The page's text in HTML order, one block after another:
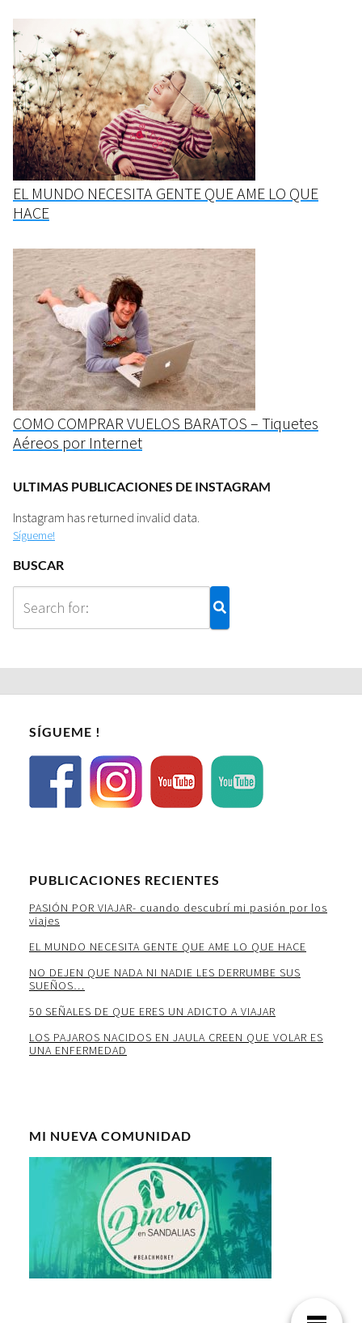
EL MUNDO NECESITA GENTE QUE AME LO QUE
HACE
COMO COMPRAR VUELOS BARATOS – Tiquetes
Aéreos por Internet
ULTIMAS PUBLICACIONES DE INSTAGRAM
Instagram has returned invalid data.
Sígueme!
BUSCAR
SÍGUEME !
PUBLICACIONES RECIENTES
PASIÓN POR VIAJAR- cuando descubrí mi pasión por los
viajes
EL MUNDO NECESITA GENTE QUE AME LO QUE HACE
NO DEJEN QUE NADA NI NADIE LES DERRUMBE SUS
SUEÑOS…
50 SEÑALES DE QUE ERES UN ADICTO A VIAJAR
LOS PAJAROS NACIDOS EN JAULA CREEN QUE VOLAR ES
UNA ENFERMEDAD
MI NUEVA COMUNIDAD